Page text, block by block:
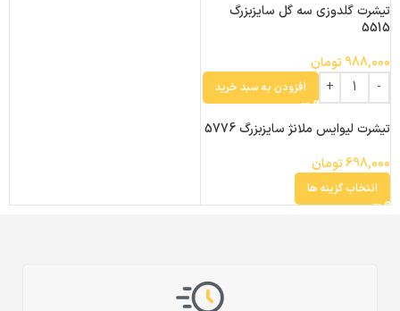
تیشرت گلدوزی سه گل سایزبزرگ
5515
988,000تومان
افزودن به سبد خرید
تیشرت لیوایس ملانژ سایزبزرگ 5776
698,000تومان
انتخاب گزینه ها